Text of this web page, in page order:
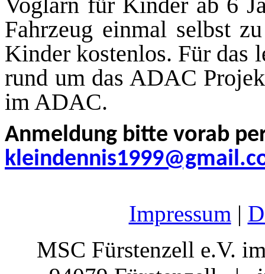
Fahrzeug einmal selbst
Kinder kostenlos. Für das
rund um das ADAC
im ADAC.
Anmeldung bitte vorab
Impressum |
MSC Fürstenzell